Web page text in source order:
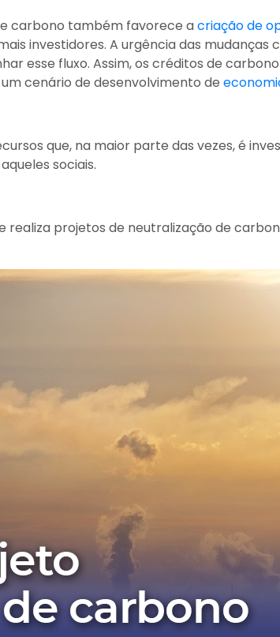
carbono também favorece acriação de
investidores. A urgência das mudanças
esse fluxo. Assim, os créditos de
cenário de desenvolvimento de
que, na maior parte das vezes, é
sociais.
realiza projetos de neutralização de